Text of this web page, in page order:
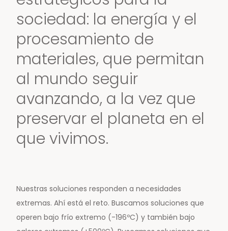
sociedad: la energía y el
procesamiento de
materiales, que permitan
al mundo seguir
avanzando, a la vez que
preservar el planeta en el
que vivimos.
Nuestras soluciones responden a necesidades
extremas. Ahí está el reto. Buscamos soluciones que
operen bajo frío extremo (-196ºC) y también bajo